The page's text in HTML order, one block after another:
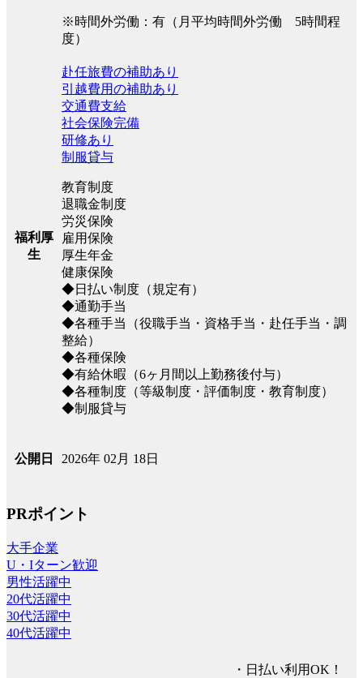
※時間外労働：有（月平均時間外労働 5時間程
度）
福利厚
生
赴任旅費の補助あり
引越費用の補助あり
交通費支給
社会保険完備
研修あり
制服貸与
教育制度
退職金制度
労災保険
雇用保険
厚生年金
健康保険
◆日払い制度（規定有）
◆通勤手当
◆各種手当（役職手当・資格手当・赴任手当・調
整給）
◆各種保険
◆有給休暇（6ヶ月間以上勤務後付与）
◆各種制度（等級制度・評価制度・教育制度）
◆制服貸与
公開日 2026年 02月 18日
PRポイント
大手企業
U・Iターン歓迎
男性活躍中
20代活躍中
30代活躍中
40代活躍中
・日払い利用OK！